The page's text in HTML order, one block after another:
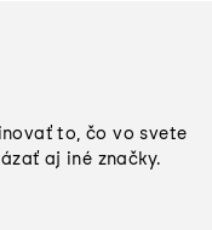
to, čo vo svete
aj iné značky.